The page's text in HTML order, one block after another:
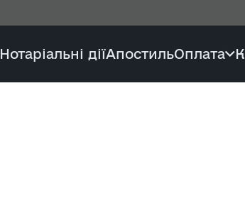
Нотаріальні діїАпостильОплата